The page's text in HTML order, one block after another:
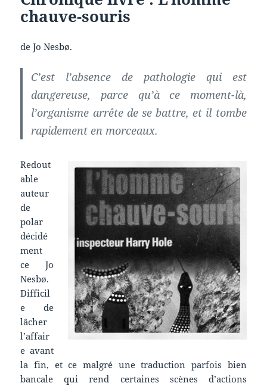
chauve-souris
de Jo Nesbø.
C’est l’absence de pathologie qui est
dangereuse, parce qu’à ce moment-là,
l’organisme arrête de se battre, et il tombe
rapidement en morceaux.
Redout
able
auteur
de
polar
décidé
ment
ce Jo
Nesbø.
Difficil
e de
lâcher
l’affair
e avant
la fin, et ce malgré une traduction parfois bien
bancale qui rend certaines scènes d’actions